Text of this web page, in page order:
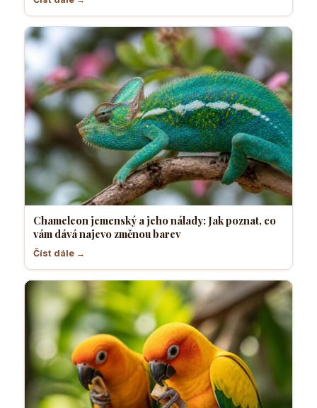
Chameleon jemenský a jeho nálady: Jak poznat, co
vám dává najevo změnou barev
Číst dále →